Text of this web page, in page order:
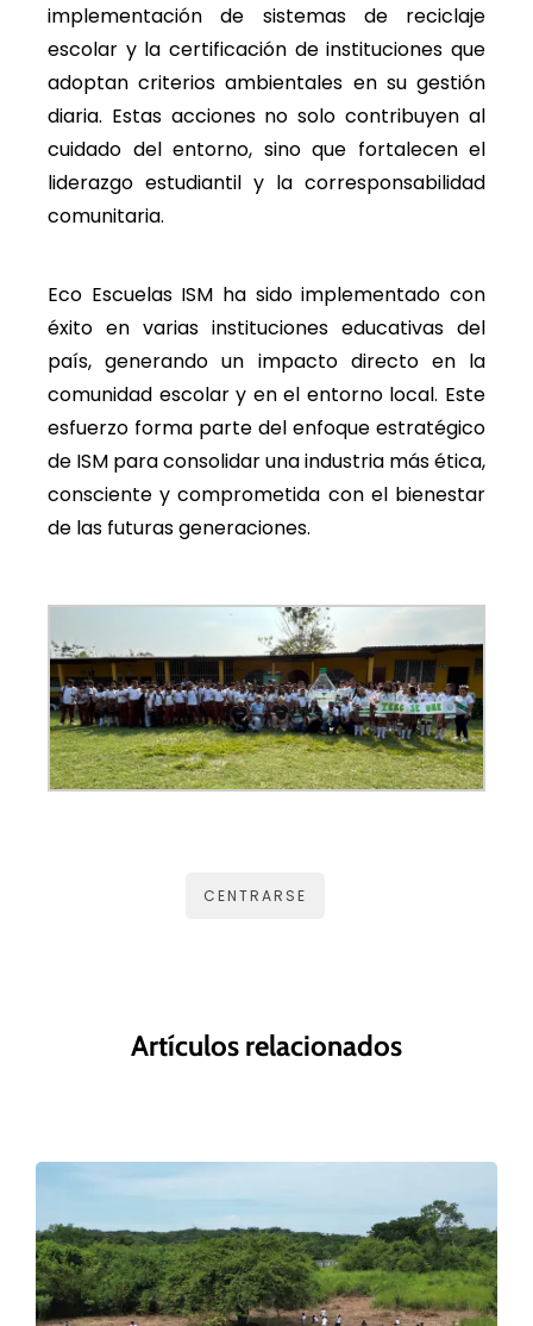
implementación de sistemas de reciclaje
escolar y la certificación de instituciones que
adoptan criterios ambientales en su gestión
diaria. Estas acciones no solo contribuyen al
cuidado del entorno, sino que fortalecen el
liderazgo estudiantil y la corresponsabilidad
comunitaria.
Eco Escuelas ISM ha sido implementado con
éxito en varias instituciones educativas del
país, generando un impacto directo en la
comunidad escolar y en el entorno local. Este
esfuerzo forma parte del enfoque estratégico
de ISM para consolidar una industria más ética,
consciente y comprometida con el bienestar
de las futuras generaciones.
CENTRARSE
Artículos relacionados